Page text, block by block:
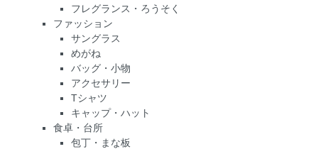
フレグランス・ろうそく
ファッション
サングラス
めがね
バッグ・小物
アクセサリー
Tシャツ
キャップ・ハット
食卓・台所
包丁・まな板